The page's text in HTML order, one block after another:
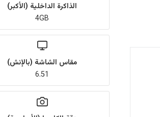
الذاكرة الداخلية (الأكبر)
4GB
مقاس الشاشة (بالإنش)
6.51